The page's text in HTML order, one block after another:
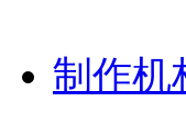
制作机